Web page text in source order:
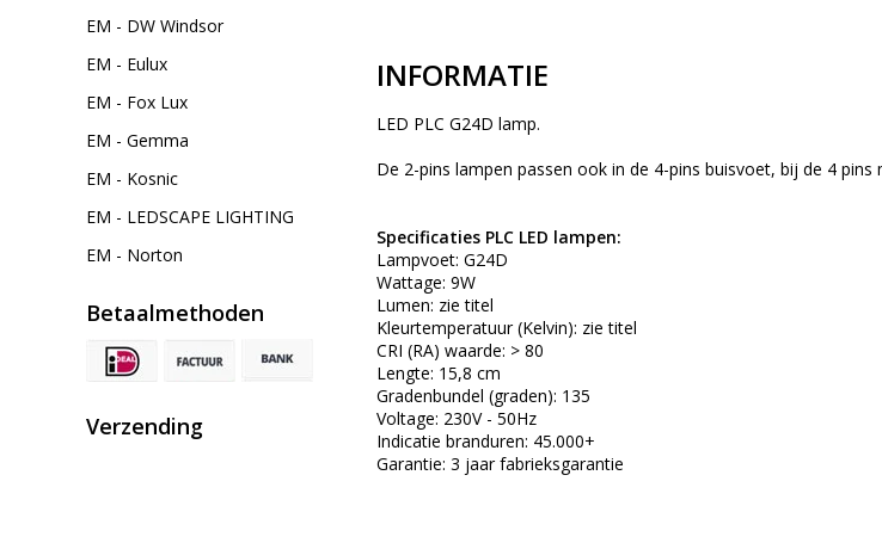
EM - DW Windsor
EM - Eulux
EM - Fox Lux
EM - Gemma
EM - Kosnic
EM - LEDSCAPE LIGHTING
EM - Norton
Betaalmethoden
Verzending
INFORMATIE
LED PLC G24D lamp.
De 2-pins lampen passen ook in de 4-pins buisvoet, bij de 4 pins
Specificaties PLC LED lampen:
Lampvoet: G24D
Wattage: 9W
Lumen: zie titel
Kleurtemperatuur (Kelvin): zie titel
CRI (RA) waarde: > 80
Lengte: 15,8 cm
Gradenbundel (graden): 135
Voltage: 230V - 50Hz
Indicatie branduren: 45.000+
Garantie: 3 jaar fabrieksgarantie